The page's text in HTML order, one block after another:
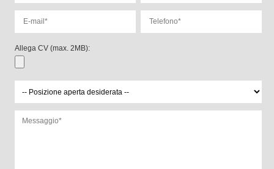
Allega CV (max. 2MB):